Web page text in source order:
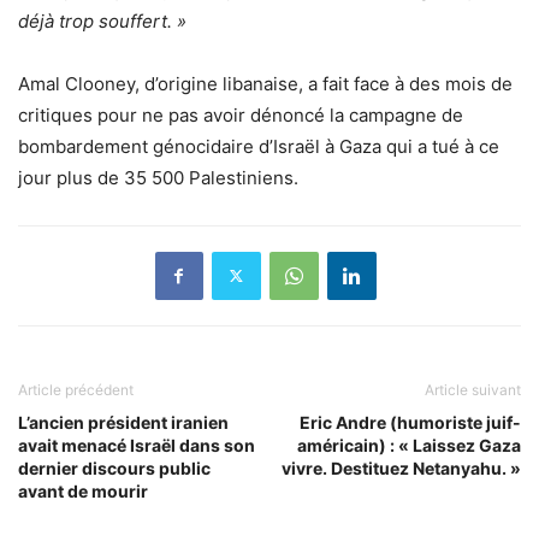
déjà trop souffert. »
Amal Clooney, d’origine libanaise, a fait face à des mois de
critiques pour ne pas avoir dénoncé la campagne de
bombardement génocidaire d’Israël à Gaza qui a tué à ce
jour plus de 35 500 Palestiniens.
Article précédent
L’ancien président iranien
avait menacé Israël dans son
dernier discours public
avant de mourir
Article suivant
Eric Andre (humoriste juif-
américain) : « Laissez Gaza
vivre. Destituez Netanyahu. »